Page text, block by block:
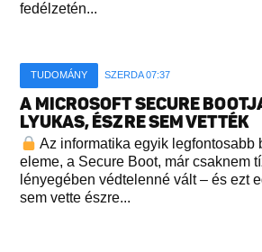
fedélzetén...
TUDOMÁNY SZERDA 07:37
A MICROSOFT SECURE
LYUKAS, ÉSZRE SEM VETTÉK
Az informatika egyik legfontosabb
eleme, a Secure Boot, már csaknem
lényegében védtelenné vált – és ezt
sem vette észre...